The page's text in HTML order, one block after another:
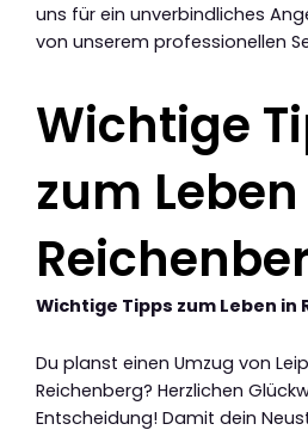
uns für ein unverbindliches
von unserem professionellen
Wichtige
zum
Wichtige Tipps zum Leben in
Du planst einen Umzug von
Reichenberg? Herzlichen
Entscheidung! Damit dein